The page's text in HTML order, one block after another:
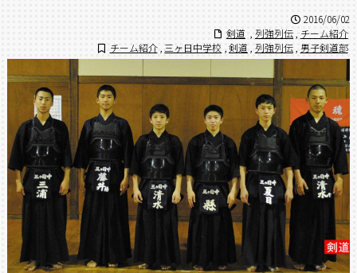
2016/06/02
剣道
列強列伝 チーム紹介
チーム紹介 三ヶ日中学校 ,剣道 列強列伝 男子剣道部